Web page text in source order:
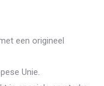
een origineel
Unie.